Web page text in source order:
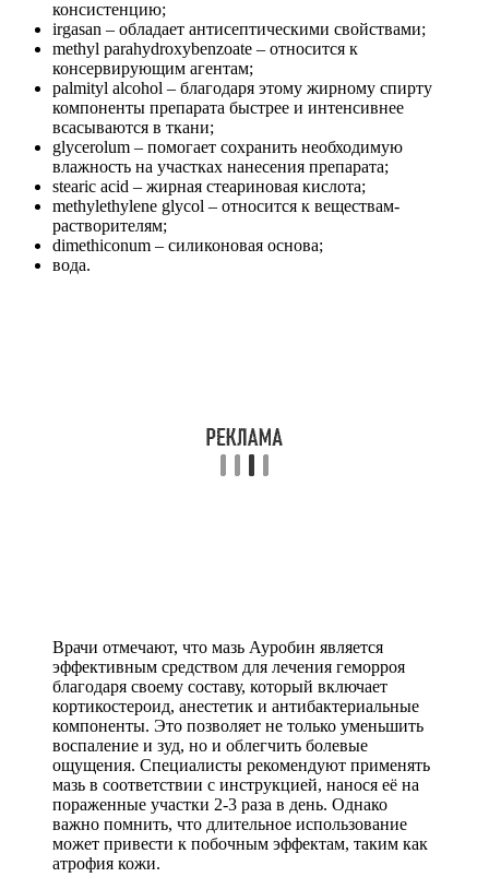
консистенцию;
irgasan – обладает антисептическими свойствами;
methyl parahydroxybenzoate – относится к
консервирующим агентам;
palmityl alcohol – благодаря этому жирному спирту
компоненты препарата быстрее и интенсивнее
всасываются в ткани;
glycerolum – помогает сохранить необходимую
влажность на участках нанесения препарата;
stearic acid – жирная стеариновая кислота;
methylethylene glycol – относится к веществам-
растворителям;
dimethiconum – силиконовая основа;
вода.
Врачи отмечают, что мазь Ауробин является
эффективным средством для лечения геморроя
благодаря своему составу, который включает
кортикостероид, анестетик и антибактериальные
компоненты. Это позволяет не только уменьшить
воспаление и зуд, но и облегчить болевые
ощущения. Специалисты рекомендуют применять
мазь в соответствии с инструкцией, нанося её на
пораженные участки 2-3 раза в день. Однако
важно помнить, что длительное использование
может привести к побочным эффектам, таким как
атрофия кожи.